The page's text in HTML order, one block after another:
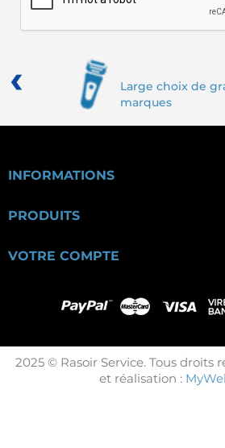
Large choix de
marques
‹
INFORMATIONS
PRODUITS
VOTRE COMPTE
2025 © Rasoir Service. Tous droits
et réalisation :